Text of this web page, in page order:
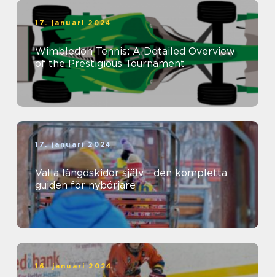
17. januari 2024
Wimbledon Tennis: A Detailed Overview
of the Prestigious Tournament
17. januari 2024
Valla längdskidor själv - den kompletta
guiden för nybörjare
16. januari 2024